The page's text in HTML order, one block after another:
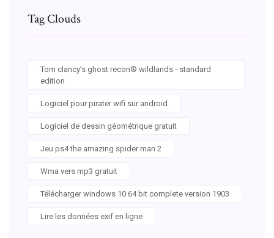
Tag Clouds
Tom clancy’s ghost recon® wildlands - standard
edition
Logiciel pour pirater wifi sur android
Logiciel de dessin géométrique gratuit
Jeu ps4 the amazing spider man 2
Wma vers mp3 gratuit
Télécharger windows 10 64 bit complete version 1903
Lire les données exif en ligne